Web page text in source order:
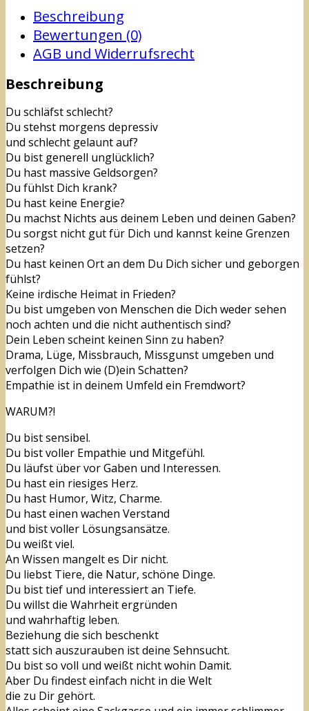
Beschreibung
Bewertungen (0)
AGB und Widerrufsrecht
Beschreibung
Du schläfst schlecht?
Du stehst morgens depressiv
und schlecht gelaunt auf?
Du bist generell unglücklich?
Du hast massive Geldsorgen?
Du fühlst Dich krank?
Du hast keine Energie?
Du machst Nichts aus deinem Leben und deinen Gaben?
Du sorgst nicht gut für Dich und kannst keine Grenzen
setzen?
Du hast keinen Ort an dem Du Dich sicher und geborgen
fühlst?
Keine irdische Heimat in Frieden?
Du bist umgeben von Menschen die Dich weder sehen
noch achten und die nicht authentisch sind?
Dein Leben scheint keinen Sinn zu haben?
Drama, Lüge, Missbrauch, Missgunst umgeben und
verfolgen Dich wie (D)ein Schatten?
Empathie ist in deinem Umfeld ein Fremdwort?
WARUM?!
Du bist sensibel.
Du bist voller Empathie und Mitgefühl.
Du läufst über vor Gaben und Interessen.
Du hast ein riesiges Herz.
Du hast Humor, Witz, Charme.
Du hast einen wachen Verstand
und bist voller Lösungsansätze.
Du weißt viel.
An Wissen mangelt es Dir nicht.
Du liebst Tiere, die Natur, schöne Dinge.
Du bist tief und interessiert an Tiefe.
Du willst die Wahrheit ergründen
und wahrhaftig leben.
Beziehung die sich beschenkt
statt sich auszurauben ist deine Sehnsucht.
Du bist so voll und weißt nicht wohin Damit.
Aber Du findest einfach nicht in die Welt
die zu Dir gehört.